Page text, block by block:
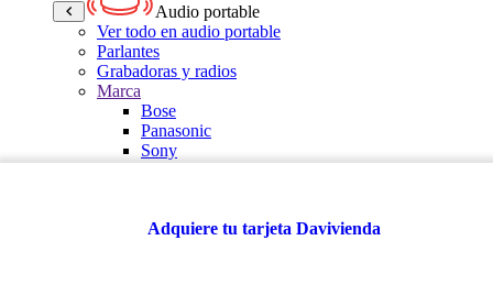
Audio portable
Ver todo en audio portable
Parlantes
Grabadoras y radios
Marca
Bose
Panasonic
Sony
Multitech
Adquiere tu tarjeta Davivienda